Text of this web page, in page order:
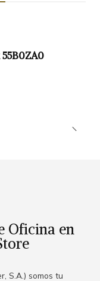
Oficina en
S.A.) somos tu